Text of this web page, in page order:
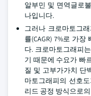
알부민 및 면역글로
나입니다.
그러나 크로마토그
률(CAGR) 7%로 가
다. 크로마토그래피
기 때문에 수요가 빠
질 및 고부가가치 단
마토그래피의 선호
리드 공정 방식으로